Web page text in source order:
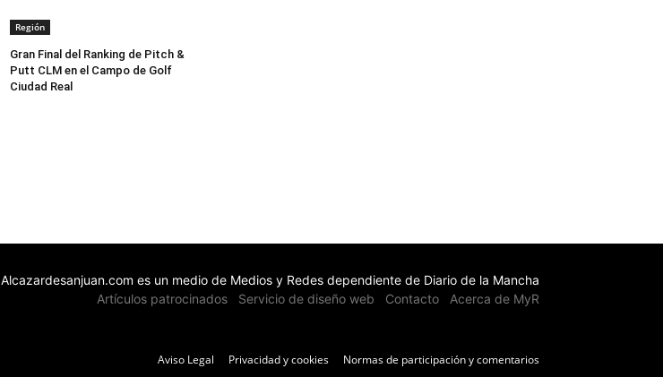
Región
Gran Final del Ranking de Pitch &
Putt CLM en el Campo de Golf
Ciudad Real
Alcazardesanjuan.com es un medio de Medios y Redes dependiente de Diario de la Mancha
Artículos patrocinados
Servicio de diseño web Contacto Acerca de MyR
Aviso Legal Privacidad y cookies Normas de participación y comentarios